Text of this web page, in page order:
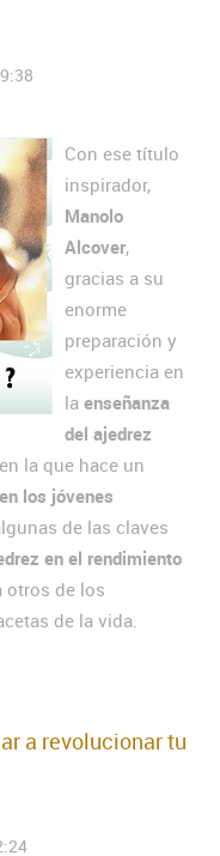
Con ese título
inspirador,
Manolo
Alcover,
gracias a su
enorme
preparación y
experiencia en
la enseñanza
del ajedrez
la que hace un
los jóvenes
de las claves
en el rendimiento
otros de los
de la vida.
a revolucionar tu